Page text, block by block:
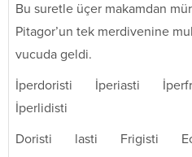
Bu suretle üçer makamdan
Pitagor’un tek merdivenine
vucuda geldi.
İperdoristi İperiasti
İperlidisti
Doristi lasti Frigisti